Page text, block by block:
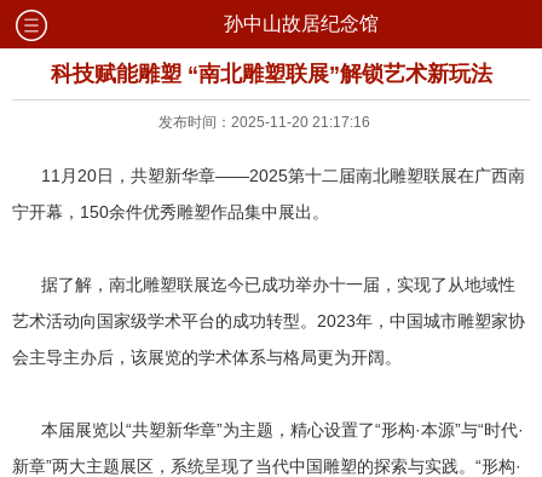
孙中山故居纪念馆
科技赋能雕塑 “南北雕塑联展”解锁艺术新玩法
发布时间：2025-11-20 21:17:16
11月20日，共塑新华章——2025第十二届南北雕塑联展在广西南
宁开幕，150余件优秀雕塑作品集中展出。
据了解，南北雕塑联展迄今已成功举办十一届，实现了从地域性
艺术活动向国家级学术平台的成功转型。2023年，中国城市雕塑家协
会主导主办后，该展览的学术体系与格局更为开阔。
本届展览以“共塑新华章”为主题，精心设置了“形构·本源”与“时代·
新章”两大主题展区，系统呈现了当代中国雕塑的探索与实践。“形构·